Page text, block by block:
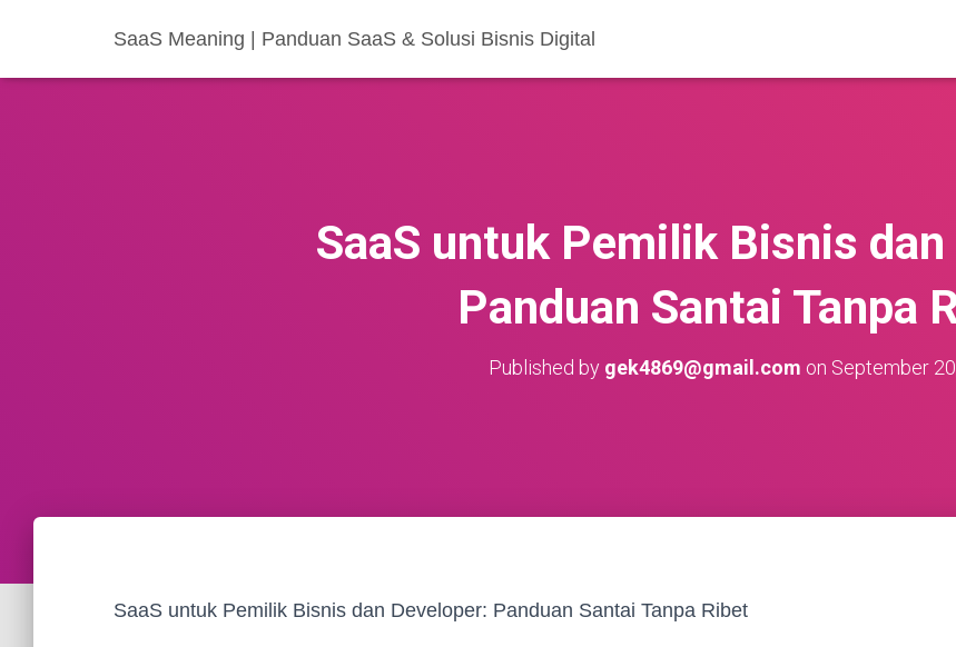
SaaS Meaning | Panduan SaaS & Solusi Bisnis Digital
SaaS untuk Pemilik Bisnis
Panduan Santai Tanpa
Published by gek4869@gmail.com on September
SaaS untuk Pemilik Bisnis dan Developer: Panduan Santai Tanpa Ribet